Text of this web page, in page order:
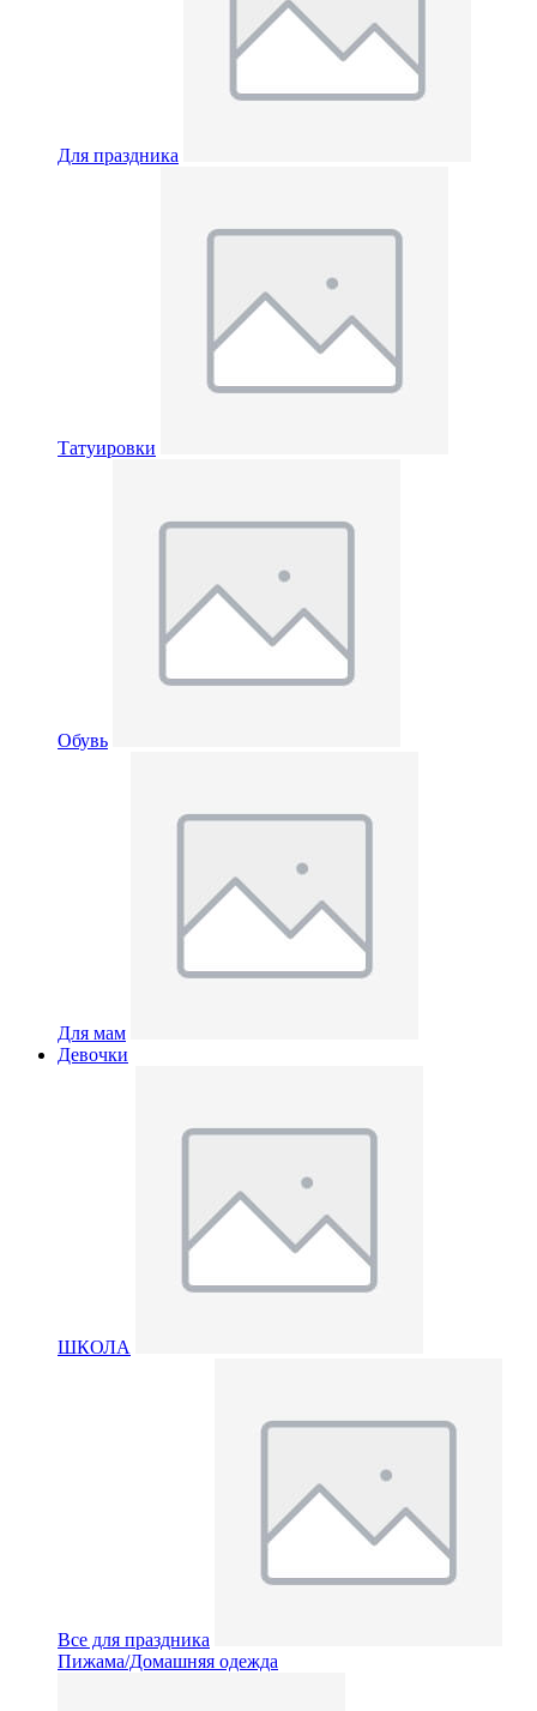
Для праздника
Татуировки
Обувь
Для мам
Девочки
ШКОЛА
Все для праздника
Пижама/Домашняя одежда